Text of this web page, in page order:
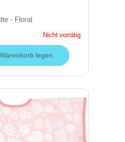
- Floral
Nicht vorrätig
legen